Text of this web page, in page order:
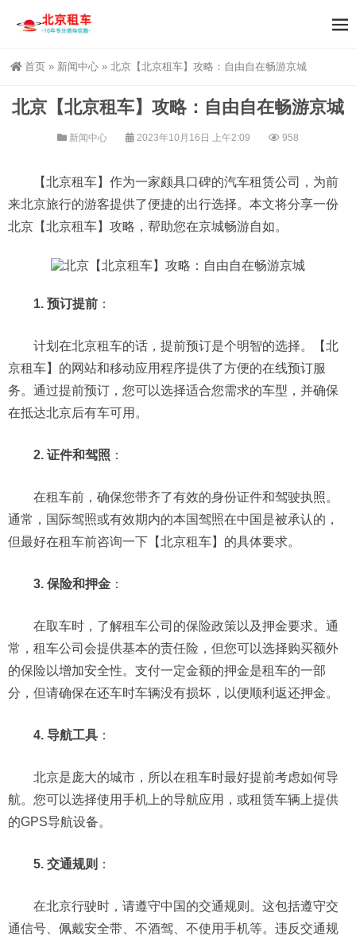
首页 » 新闻中心 » 北京【北京租车】攻略：自由自在畅游京城
北京【北京租车】攻略：自由自在畅游京城
新闻中心 2023年10月16日 上午2:09 958
【北京租车】作为一家颇具口碑的汽车租赁公司，为前
来北京旅行的游客提供了便捷的出行选择。本文将分享一份
北京【北京租车】攻略，帮助您在京城畅游自如。
1. 预订提前 ：
计划在北京租车的话，提前预订是个明智的选择。【北
京租车】的网站和移动应用程序提供了方便的在线预订服
务。通过提前预订，您可以选择适合您需求的车型，并确保
在抵达北京后有车可用。
2. 证件和驾照 ：
在租车前，确保您带齐了有效的身份证件和驾驶执照。
通常，国际驾照或有效期内的本国驾照在中国是被承认的，
但最好在租车前咨询一下【北京租车】的具体要求。
3. 保险和押金 ：
在取车时，了解租车公司的保险政策以及押金要求。通
常，租车公司会提供基本的责任险，但您可以选择购买额外
的保险以增加安全性。支付一定金额的押金是租车的一部
分，但请确保在还车时车辆没有损坏，以便顺利返还押金。
4. 导航工具 ：
北京是庞大的城市，所以在租车时最好提前考虑如何导
航。您可以选择使用手机上的导航应用，或租赁车辆上提供
的GPS导航设备。
5. 交通规则 ：
在北京行驶时，请遵守中国的交通规则。这包括遵守交
通信号、佩戴安全带、不酒驾、不使用手机等。违反交通规